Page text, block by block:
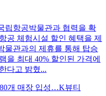
립항공박물관과 협력을 확
공 체험시설 할인 혜택을 제
물관과의 제휴를 통해 탑승
을 최대 40% 할인된 가격에
다고 밝혔...